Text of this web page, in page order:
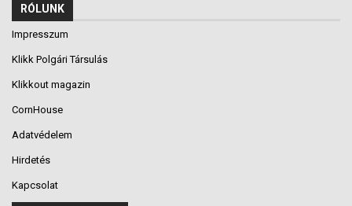
RÓLUNK
Impresszum
Klikk Polgári Társulás
Klikkout magazin
CornHouse
Adatvédelem
Hirdetés
Kapcsolat